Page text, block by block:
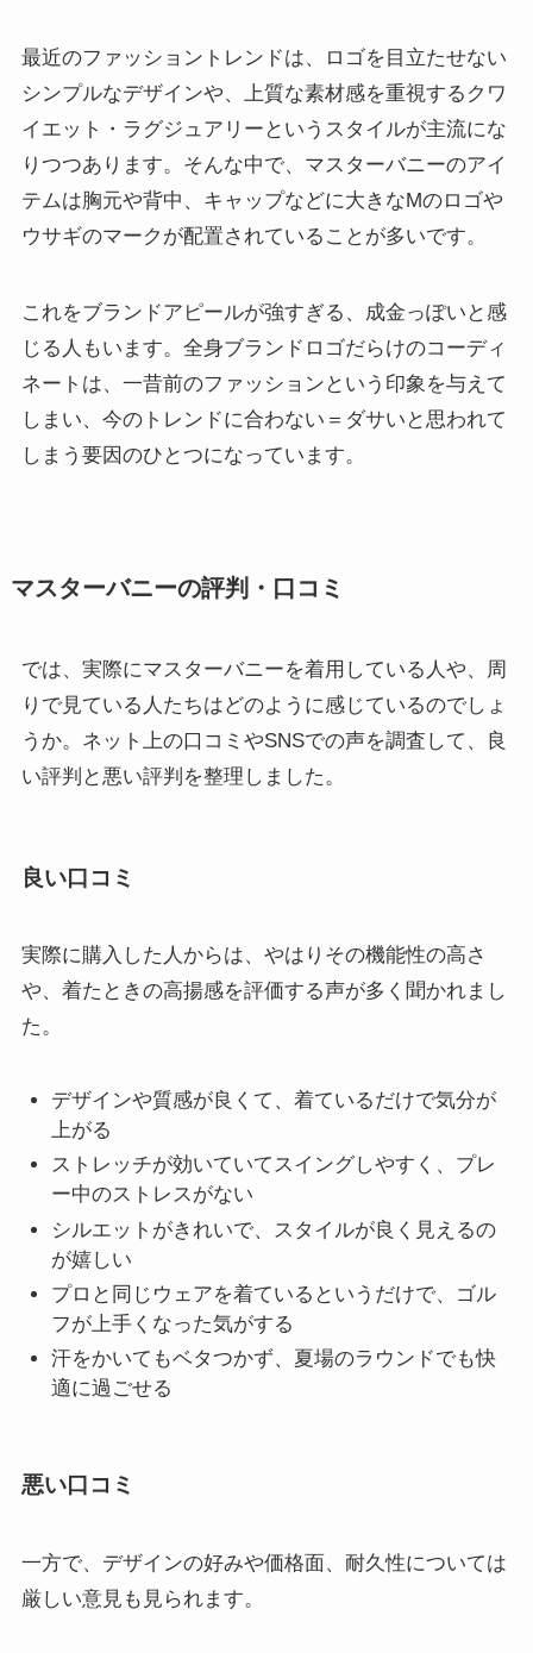
最近のファッショントレンドは、ロゴを目立たせない
シンプルなデザインや、上質な素材感を重視するクワ
イエット・ラグジュアリーというスタイルが主流にな
りつつあります。そんな中で、マスターバニーのアイ
テムは胸元や背中、キャップなどに大きなMのロゴや
ウサギのマークが配置されていることが多いです。
これをブランドアピールが強すぎる、成金っぽいと感
じる人もいます。全身ブランドロゴだらけのコーディ
ネートは、一昔前のファッションという印象を与えて
しまい、今のトレンドに合わない＝ダサいと思われて
しまう要因のひとつになっています。
マスターバニーの評判・口コミ
では、実際にマスターバニーを着用している人や、周
りで見ている人たちはどのように感じているのでしょ
うか。ネット上の口コミやSNSでの声を調査して、良
い評判と悪い評判を整理しました。
良い口コミ
実際に購入した人からは、やはりその機能性の高さ
や、着たときの高揚感を評価する声が多く聞かれまし
た。
デザインや質感が良くて、着ているだけで気分が
上がる
ストレッチが効いていてスイングしやすく、プレ
ー中のストレスがない
シルエットがきれいで、スタイルが良く見えるの
が嬉しい
プロと同じウェアを着ているというだけで、ゴル
フが上手くなった気がする
汗をかいてもベタつかず、夏場のラウンドでも快
適に過ごせる
悪い口コミ
一方で、デザインの好みや価格面、耐久性については
厳しい意見も見られます。